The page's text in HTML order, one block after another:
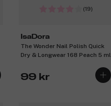
(19)
IsaDora
The Wonder Nail Polish Quick
Dry & Longwear 168 Peach 5 ml
99 kr